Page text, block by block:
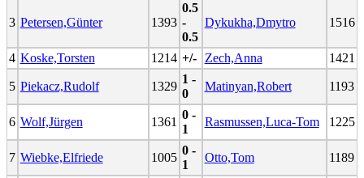
3 Petersen,Günter 1393
0.5
-
0.5
Dykukha,Dmytro 1516
4 Koske,Torsten 1214 +/- Zech,Anna 1421
5 Piekacz,Rudolf 1329
1 -
0
Matinyan,Robert 1193
6 Wolf,Jürgen 1361
0 -
1
Rasmussen,Luca-Tom 1225
7 Wiebke,Elfriede 1005
0 -
1
Otto,Tom 1189